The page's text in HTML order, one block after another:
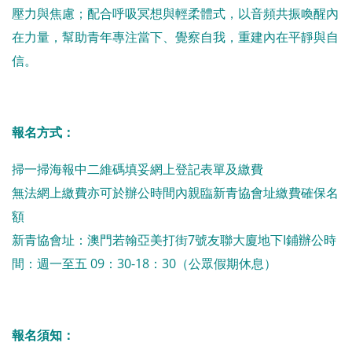
壓力與焦慮；配合呼吸冥想與輕柔體式，以音頻共振喚醒內
在力量，幫助青年專注當下、覺察自我，重建內在平靜與自
信。
報名方式：
掃一掃海報中二維碼填妥網上登記表單及繳費
無法網上繳費亦可於辦公時間內親臨新青協會址繳費確保名
額
新青協會址：澳門若翰亞美打街7號友聯大廈地下I鋪辦公時
間：週一至五 09：30-18：30（公眾假期休息）
報名須知：